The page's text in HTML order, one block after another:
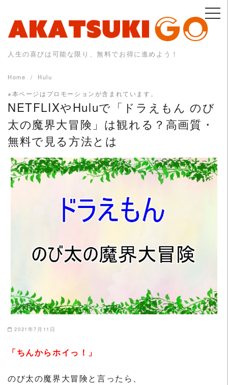
content
人生の喜びは可能な限り、無料でお得に進めよう！
Home Hulu
※本ページはプロモーションが含まれています。
NETFLIXやHuluで「ドラえもん のび
太の魔界大冒険」は観れる？高画質・
無料で見る方法とは
2021年7月11日
「ちんからホイっ！」
のび太の魔界大冒険と言ったら、